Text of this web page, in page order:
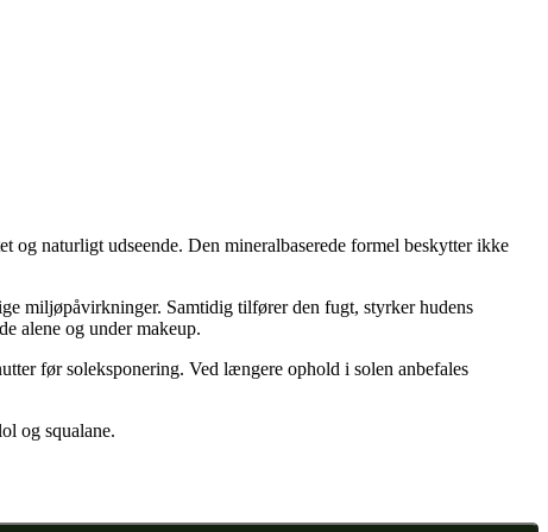
og naturligt udseende. Den mineralbaserede formel beskytter ikke
miljøpåvirkninger. Samtidig tilfører den fugt, styrker hudens
alene og under makeup.
før soleksponering. Ved længere ophold i solen anbefales
og squalane.